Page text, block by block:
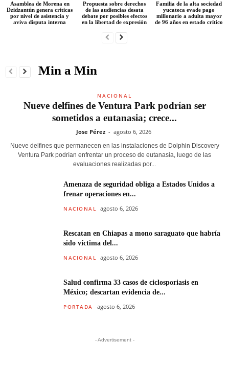
Asamblea de Morena en
Dzidzantún genera críticas
por nivel de asistencia y
aviva disputa interna
Propuesta sobre derechos
de las audiencias desata
debate por posibles efectos
en la libertad de expresión
Familia de la alta sociedad
yucateca evade pago
millonario a adulta mayor
de 96 años en estado crítico
Min a Min
NACIONAL
Nueve delfines de Ventura Park podrían ser
sometidos a eutanasia; crece...
Jose Pérez - agosto 6, 2026
Nueve delfines que permanecen en las instalaciones de Dolphin Discovery
Ventura Park podrían enfrentar un proceso de eutanasia, luego de las
evaluaciones realizadas por...
Amenaza de seguridad obliga a Estados Unidos a
frenar operaciones en...
NACIONAL agosto 6, 2026
Rescatan en Chiapas a mono saraguato que habría
sido víctima del...
NACIONAL agosto 6, 2026
Salud confirma 33 casos de ciclosporiasis en
México; descartan evidencia de...
PORTADA agosto 6, 2026
- Advertisement -